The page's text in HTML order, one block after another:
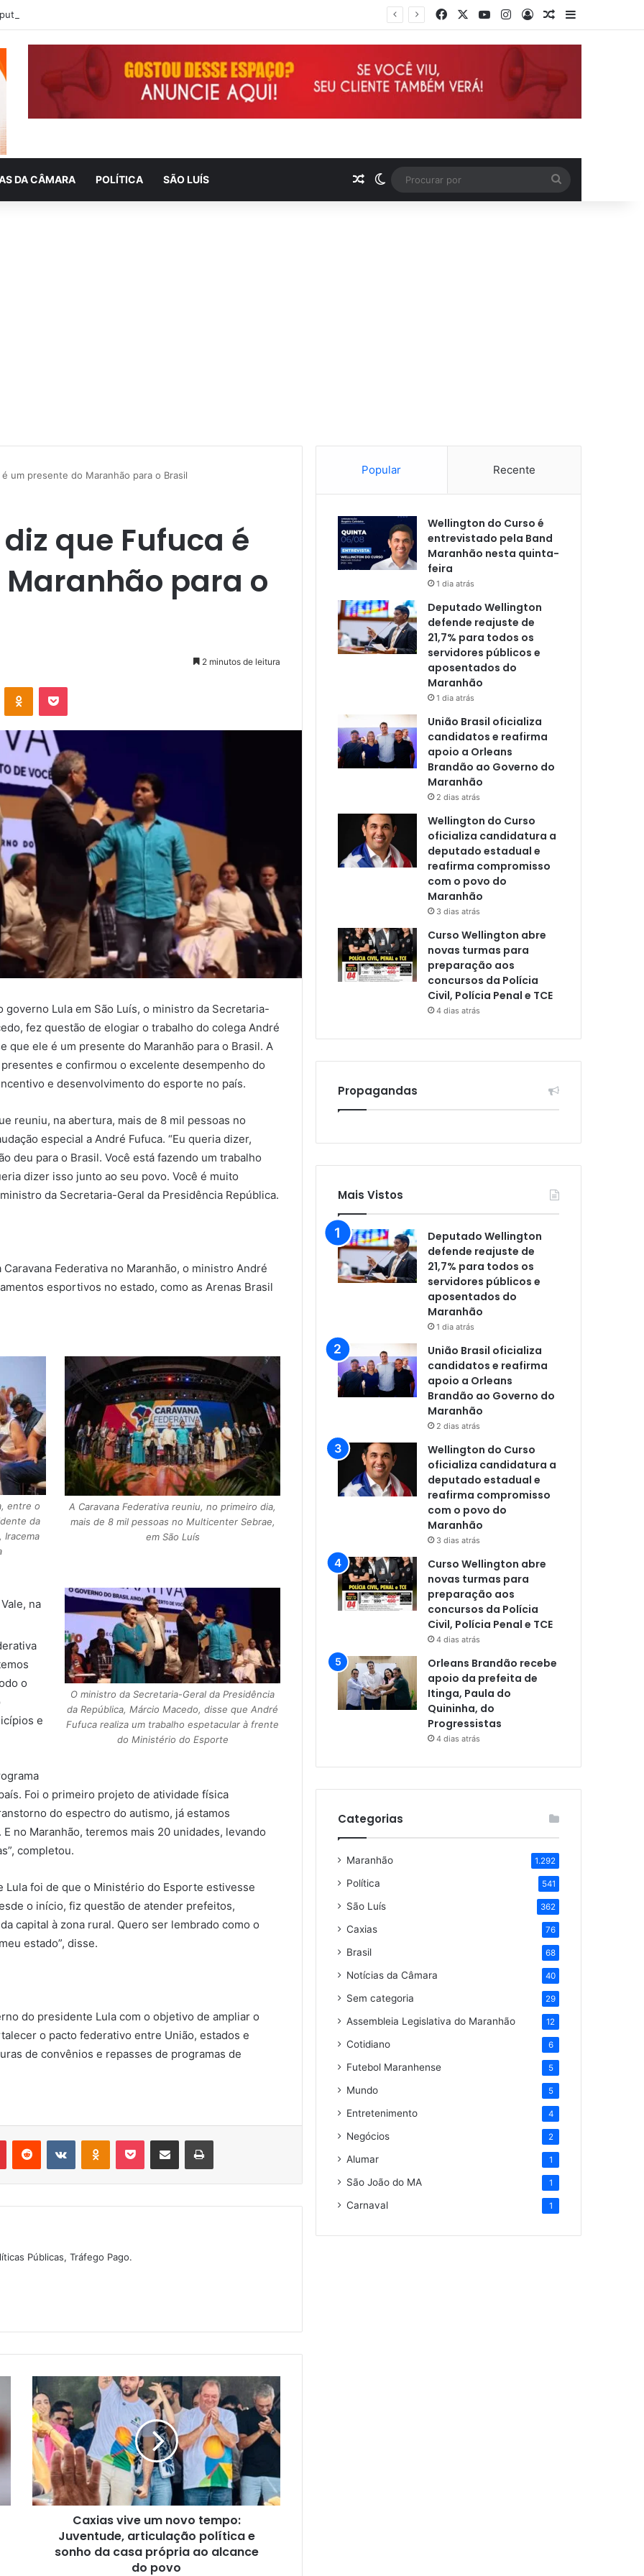
Facebook YouTubeInstagram
EntrarArtigo aleatório
DA CÂMARA POLÍTICA SÃO LUÍS Artigo aleatório
Switch skin
por
um presente do Maranhão para o Brasil
que Fufuca é
para o
2 minutos de leitura
governo Lula em São Luís, o ministro da Secretaria-
fez questão de elogiar o trabalho do colega André
que ele é um presente do Maranhão para o Brasil. A
e confirmou o excelente desempenho do
e desenvolvimento do esporte no país.
reuniu, na abertura, mais de 8 mil pessoas no
especial a André Fufuca. “Eu queria dizer,
deu para o Brasil. Você está fazendo um trabalho
dizer isso junto ao seu povo. Você é muito
da Secretaria-Geral da Presidência República.
Federativa no Maranhão, o ministro André
esportivos no estado, como as Arenas Brasil
A Caravana Federativa reuniu, no primeiro dia,
mais de 8 mil pessoas no Multicenter Sebrae,
em São Luís
entre o
da
Iracema
O ministro da Secretaria-Geral da Presidência
da República, Márcio Macedo, disse que André
Fufuca realiza um trabalho espetacular à frente
do Ministério do Esporte
na
o
e
Foi o primeiro projeto de atividade física
do espectro do autismo, já estamos
no Maranhão, teremos mais 20 unidades, levando
completou.
foi de que o Ministério do Esporte estivesse
o início, fiz questão de atender prefeitos,
capital à zona rural. Quero ser lembrado como o
estado”, disse.
do presidente Lula com o objetivo de ampliar o
o pacto federativo entre União, estados e
de convênios e repasses de programas de
Públicas, Tráfego Pago.
C
a
x
i
a
s
v
i
v
Caxias vive um novo tempo:
Juventude, articulação política e
sonho da casa própria ao alcance
do povo
Popular Recente
Wellington do Curso é
entrevistado pela Band
Maranhão nesta quinta-
feira
1 dia atrás
Deputado Wellington
defende reajuste de
21,7% para todos os
servidores públicos e
aposentados do
Maranhão
1 dia atrás
União Brasil oficializa
candidatos e reafirma
apoio a Orleans
Brandão ao Governo do
Maranhão
2 dias atrás
Wellington do Curso
oficializa candidatura a
deputado estadual e
reafirma compromisso
com o povo do
Maranhão
3 dias atrás
Curso Wellington abre
novas turmas para
preparação aos
concursos da Polícia
Civil, Polícia Penal e TCE
4 dias atrás
Propagandas
Mais Vistos
Deputado Wellington
defende reajuste de
21,7% para todos os
servidores públicos e
aposentados do
Maranhão
1 dia atrás
União Brasil oficializa
candidatos e reafirma
apoio a Orleans
Brandão ao Governo do
Maranhão
2 dias atrás
Wellington do Curso
oficializa candidatura a
deputado estadual e
reafirma compromisso
com o povo do
Maranhão
3 dias atrás
Curso Wellington abre
novas turmas para
preparação aos
concursos da Polícia
Civil, Polícia Penal e TCE
4 dias atrás
Orleans Brandão recebe
apoio da prefeita de
Itinga, Paula do
Quininha, do
Progressistas
4 dias atrás
Categorias
Maranhão 1.292
Política 541
São Luís 362
Caxias 76
Brasil 68
Notícias da Câmara 40
Sem categoria 29
Assembleia Legislativa do Maranhão 12
Cotidiano 6
Futebol Maranhense 5
Mundo 5
Entretenimento 4
Negócios 2
Alumar 1
São João do MA 1
Carnaval 1